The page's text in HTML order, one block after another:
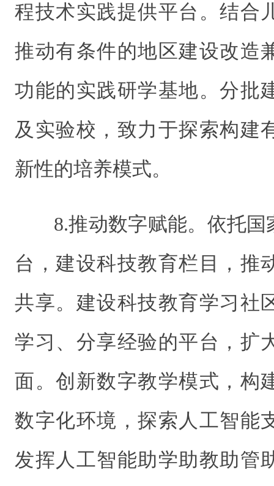
程技术实践提供平台。结合
推动有条件的地区建设改造
功能的实践研学基地。分批
及实验校，致力于探索构建
新性的培养模式。
8.推动数字赋能。依托
台，建设科技教育栏目，推
共享。建设科技教育学习社
学习、分享经验的平台，扩
面。创新数字教学模式，构
数字化环境，探索人工智能
发挥人工智能助学助教助管